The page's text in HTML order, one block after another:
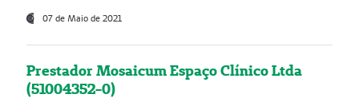
07 de Maio de 2021
Prestador Mosaicum Espaço Clínico Ltda
(51004352-0)